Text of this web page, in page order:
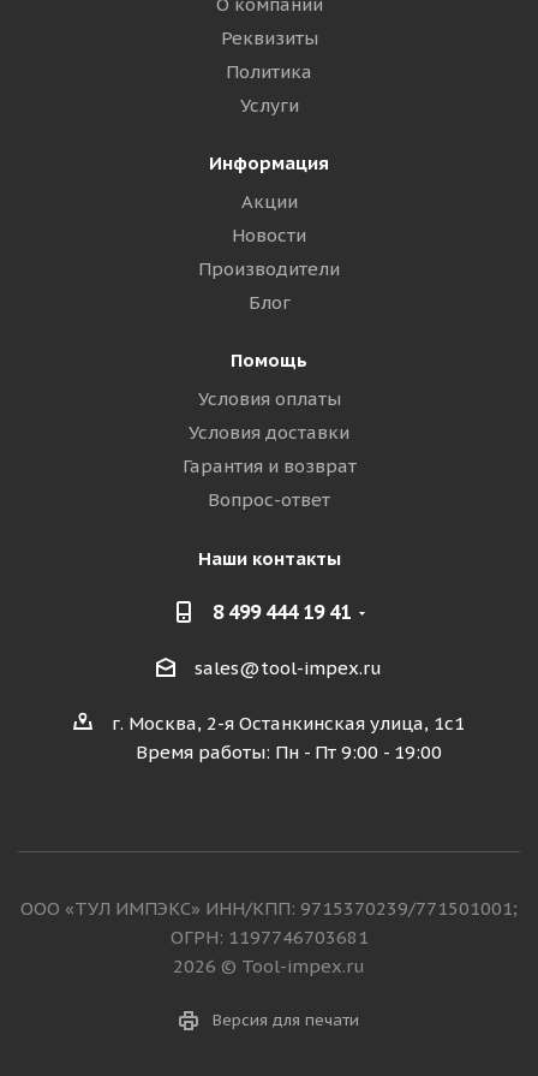
Реквизиты
Политика
Услуги
Информация
Акции
Новости
Производители
Блог
Помощь
Условия оплаты
Условия доставки
Гарантия и возврат
Вопрос-ответ
Наши контакты
8 499 444 19 41
sales@tool-impex.ru
г. Москва, 2-я Останкинская улица, 1с1
Время работы: Пн - Пт 9:00 - 19:00
ООО «ТУЛ ИМПЭКС» ИНН/КПП: 9715370239/771501001;
ОГРН: 1197746703681
2026 © Tool-impex.ru
Версия для печати